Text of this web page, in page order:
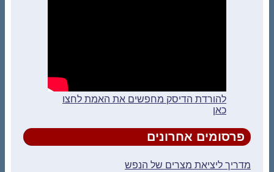
להורדת הדיסק מחפשים את האמת לחצו
כאן
פרסומים אחרונים
מדריך ליציאת מצרים של הנפש